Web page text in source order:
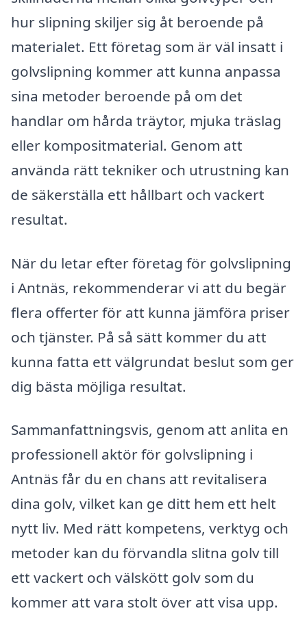
hur slipning skiljer sig åt beroende på
materialet. Ett företag som är väl insatt i
golvslipning kommer att kunna anpassa
sina metoder beroende på om det
handlar om hårda träytor, mjuka träslag
eller kompositmaterial. Genom att
använda rätt tekniker och utrustning kan
de säkerställa ett hållbart och vackert
resultat.
När du letar efter företag för golvslipning
i Antnäs, rekommenderar vi att du begär
flera offerter för att kunna jämföra priser
och tjänster. På så sätt kommer du att
kunna fatta ett välgrundat beslut som ger
dig bästa möjliga resultat.
Sammanfattningsvis, genom att anlita en
professionell aktör för golvslipning i
Antnäs får du en chans att revitalisera
dina golv, vilket kan ge ditt hem ett helt
nytt liv. Med rätt kompetens, verktyg och
metoder kan du förvandla slitna golv till
ett vackert och välskött golv som du
kommer att vara stolt över att visa upp.